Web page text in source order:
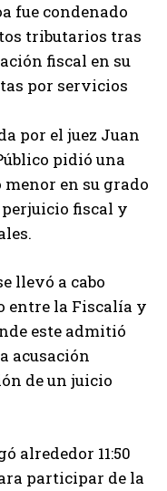
fue condenado
tributarios tras
fiscal en su
por servicios
por el juez Juan
pidió una
en su grado
perjuicio fiscal y
llevó a cabo
entre la Fiscalía y
este admitió
acusación
de un juicio
alrededor 11:50
participar de la